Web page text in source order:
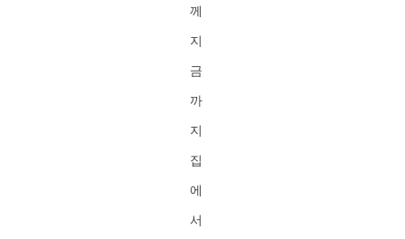
께
지
금
까
지
집
에
서